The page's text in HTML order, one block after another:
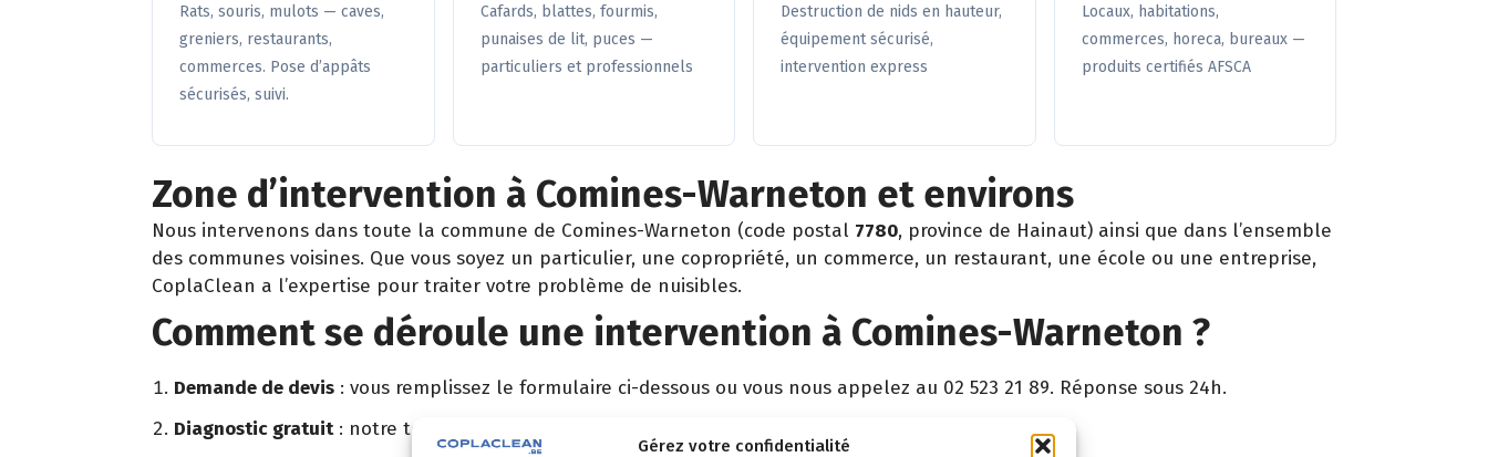
Gérez votre confidentialité
Rats, souris, mulots — caves,
greniers, restaurants,
commerces. Pose d’appâts
sécurisés, suivi.
Cafards, blattes, fourmis,
punaises de lit, puces —
particuliers et professionnels
Destruction de nids en hauteur,
équipement sécurisé,
intervention express
Locaux, habitations,
commerces, horeca, bureaux —
produits certifiés AFSCA
Zone d’intervention à Comines-Warneton et environs
Nous intervenons dans toute la commune de Comines-Warneton (code postal 7780, province de Hainaut) ainsi que dans l’ensemble
des communes voisines. Que vous soyez un particulier, une copropriété, un commerce, un restaurant, une école ou une entreprise,
CoplaClean a l’expertise pour traiter votre problème de nuisibles.
Comment se déroule une intervention à Comines-Warneton ?
Demande de devis : vous remplissez le formulaire ci-dessous ou vous nous appelez au 02 523 21 89. Réponse sous 24h.
Diagnostic gratuit: notre technicien vient identifier la nuisance et son origine.